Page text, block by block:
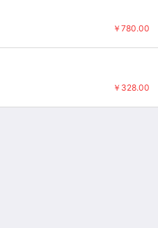
￥780.00
￥328.00